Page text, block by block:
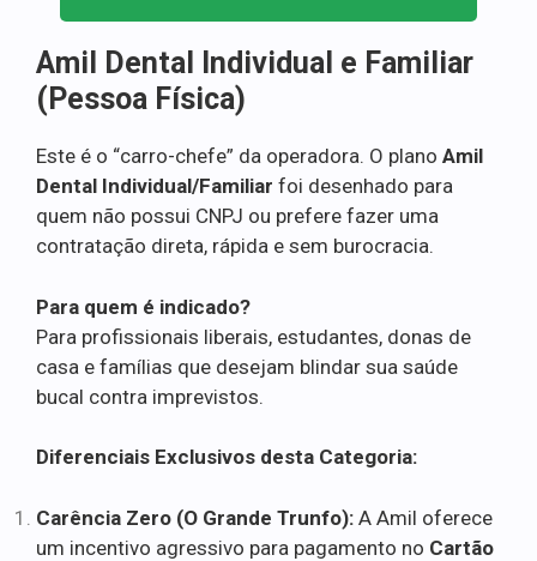
Amil Dental Individual e Familiar
(Pessoa Física)
Este é o “carro-chefe” da operadora. O plano Amil
Dental Individual/Familiar foi desenhado para
quem não possui CNPJ ou prefere fazer uma
contratação direta, rápida e sem burocracia.
Para quem é indicado?
Para profissionais liberais, estudantes, donas de
casa e famílias que desejam blindar sua saúde
bucal contra imprevistos.
Diferenciais Exclusivos desta Categoria:
Carência Zero (O Grande Trunfo): A Amil oferece
um incentivo agressivo para pagamento no Cartão